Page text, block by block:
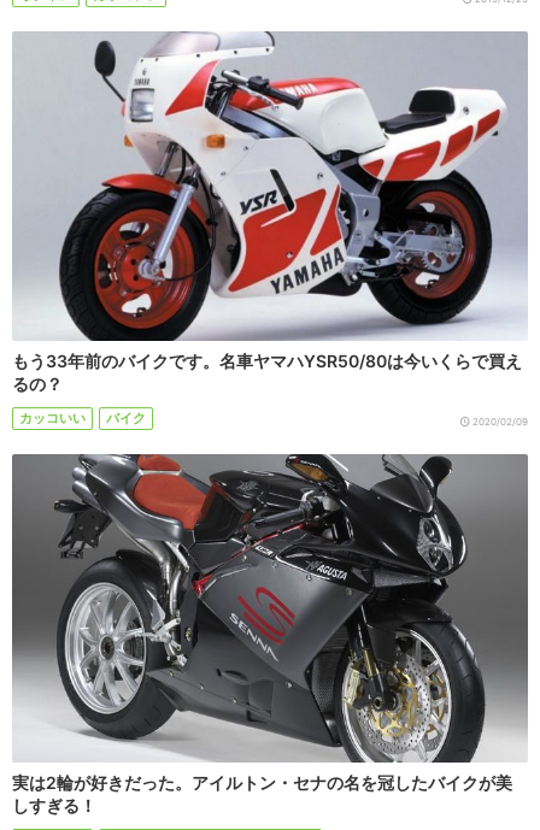
もう33年前のバイクです。名車ヤマハYSR50/80は今いくらで買え
るの？
カッコいい バイク 2020/02/09
実は2輪が好きだった。アイルトン・セナの名を冠したバイクが美
しすぎる！